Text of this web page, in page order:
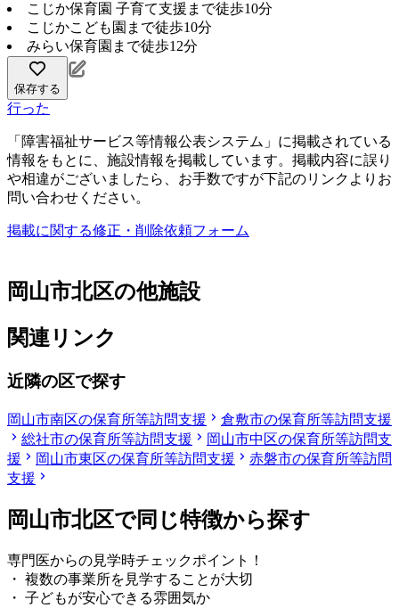
こじか保育園 子育て支援まで徒歩10分
こじかこども園まで徒歩10分
みらい保育園まで徒歩12分
保存する
行った
「障害福祉サービス等情報公表システム」に掲載されている
情報をもとに、施設情報を掲載しています。掲載内容に誤り
や相違がございましたら、お手数ですが下記のリンクよりお
問い合わせください。
掲載に関する修正・削除依頼フォーム
岡山市北区の他施設
関連リンク
近隣の区で探す
岡山市南区の保育所等訪問支援
倉敷市の保育所等訪問支援
総社市の保育所等訪問支援
岡山市中区の保育所等訪問支
援
岡山市東区の保育所等訪問支援
赤磐市の保育所等訪問
支援
岡山市北区で同じ特徴から探す
専門医からの見学時チェックポイント！
・ 複数の事業所を見学することが大切
・ 子どもが安心できる雰囲気か